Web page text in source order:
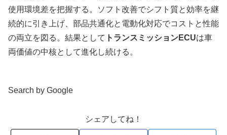
使用環境差を把握する。ソフト改善でシフト質と効率を継
続的に引き上げ、部品共通化と電動化対応でコストと性能
の両立を図る。結果として トランスミッションECUは車
両価値の中核として進化し続ける。
Search by Google
シェアしてね！